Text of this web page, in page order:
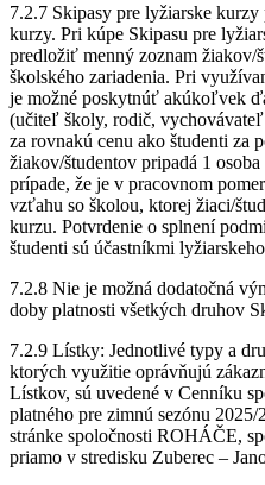
7.2.7 Skipasy pre lyžiarske
kurzy. Pri kúpe Skipasu pre
predložiť menný zoznam žiakov/
školského zariadenia. Pri
je možné poskytnúť akúkoľvek
(učiteľ školy, rodič,
za rovnakú cenu ako študenti za
žiakov/študentov pripadá 1
prípade, že je v pracovnom
vzťahu so školou, ktorej žiaci/
kurzu. Potvrdenie o splnení
študenti sú účastníkmi
7.2.8 Nie je možná dodatočná
doby platnosti všetkých druhov
7.2.9 Lístky: Jednotlivé typy a
ktorých využitie oprávňujú
Lístkov, sú uvedené v Cenníku
platného pre zimnú sezónu
stránke spoločnosti ROHÁČE,
priamo v stredisku Zuberec –